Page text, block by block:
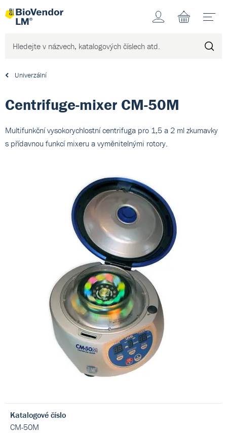
Účet
Univerzální
Centrifuge-mixer CM-50M
Multifunkční vysokorychlostní centrifuga pro 1,5 a 2 ml zkumavky
s přídavnou funkcí mixeru a vyměnitelnými rotory.
Katalogové číslo
CM-50M